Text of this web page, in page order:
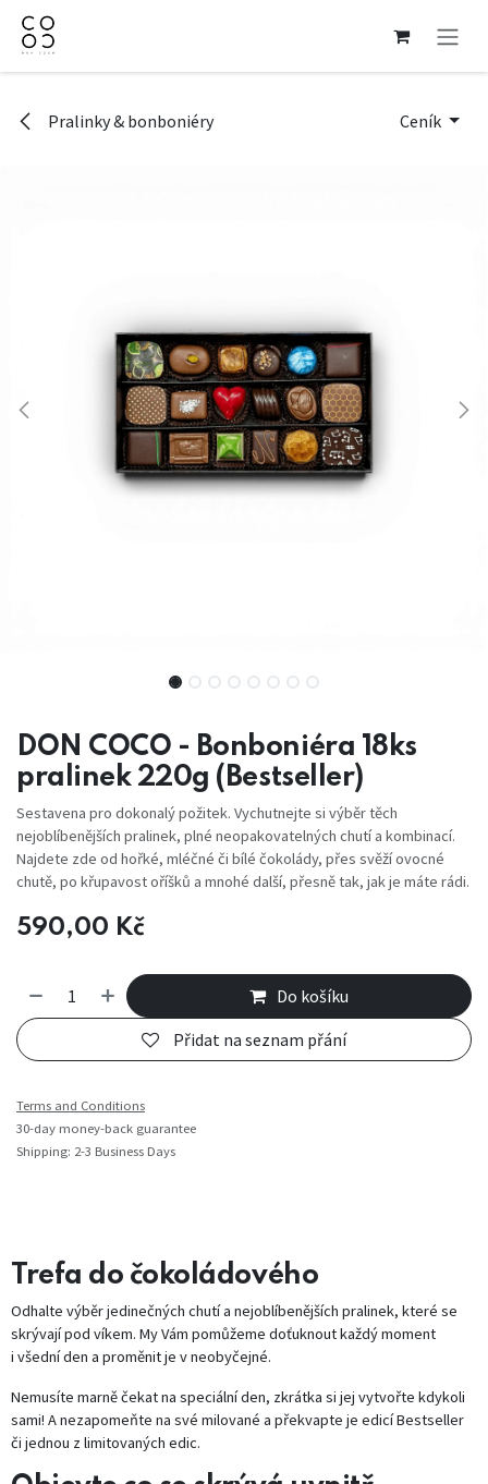
Přejít na obsah
Pralinky & bonboniéry Ceník
DON COCO - Bonboniéra 18ks
pralinek 220g (Bestseller)
Sestavena pro dokonalý požitek. Vychutnejte si výběr těch
nejoblíbenějších pralinek, plné neopakovatelných chutí a kombinací.
Najdete zde od hořké, mléčné či bílé čokolády, přes svěží ovocné
chutě, po křupavost oříšků a mnohé další, přesně tak, jak je máte rádi.
590,00 Kč
Do košíku
Přidat na seznam přání
Terms and Conditions
30-day money-back guarantee
Shipping: 2-3 Business Days
Trefa do čokoládového
Odhalte výběr jedinečných chutí a nejoblíbenějších pralinek, které se
skrývají pod víkem. My Vám pomůžeme doťuknout každý moment
i všední den a proměnit je v neobyčejné.
Nemusíte marně čekat na speciální den, zkrátka si jej vytvořte kdykoli
sami! A nezapomeňte na své milované a překvapte je edicí Bestseller
či jednou z limitovaných edic.